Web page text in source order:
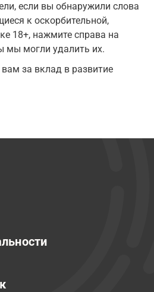
если вы обнаружили слова
к оскорбительной,
18+, нажмите справа на
мы могли удалить их.
за вклад в развитие